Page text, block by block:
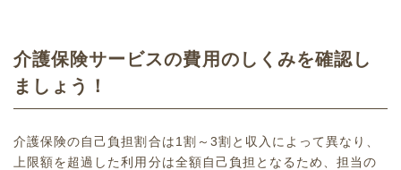
介護保険サービスの費用のしくみを確認し
ましょう！
介護保険の自己負担割合は1割～3割と収入によって異なり、
上限額を超過した利用分は全額自己負担となるため、担当の